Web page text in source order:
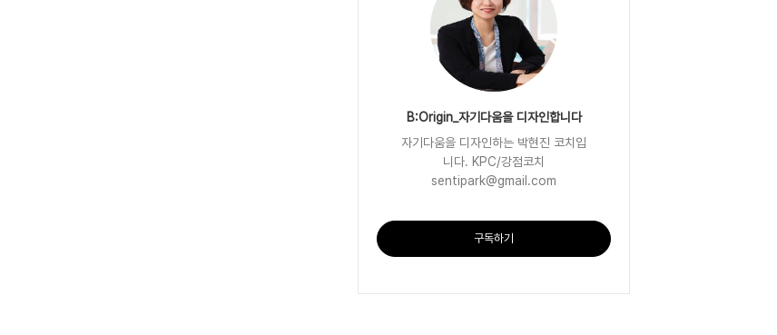
B:Origin_자기다움을 디자인합니다
자기다움을 디자인하는 박현진 코치입
니다. KPC/강점코치
sentipark@gmail.com
구독하기